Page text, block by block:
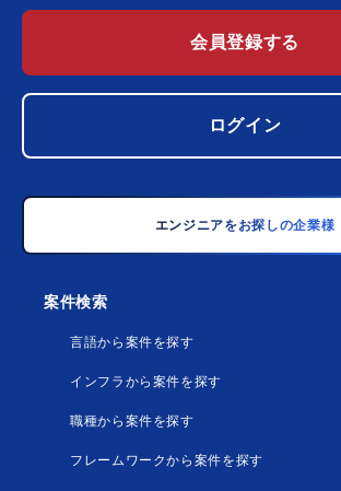
会員登録する
ログイン
エンジニアをお探しの企業様
案件検索
言語から案件を探す
インフラから案件を探す
職種から案件を探す
フレームワークから案件を探す